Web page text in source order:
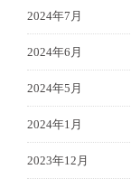
2024年7月
2024年6月
2024年5月
2024年1月
2023年12月